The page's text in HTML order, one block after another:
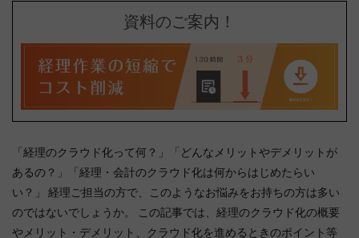
資料のご案内！
「経理のクラウド化って何？」「どんなメリットやデメリットが
あるの？」「経理・会計のクラウド化は何からはじめたらい
い？」 経理ご担当の方で、このようなお悩みをお持ちの方は多い
のではないでしょうか。 この記事では、経理のクラウド化の概要
やメリット・デメリット、クラウド化を進めるときのポイント等